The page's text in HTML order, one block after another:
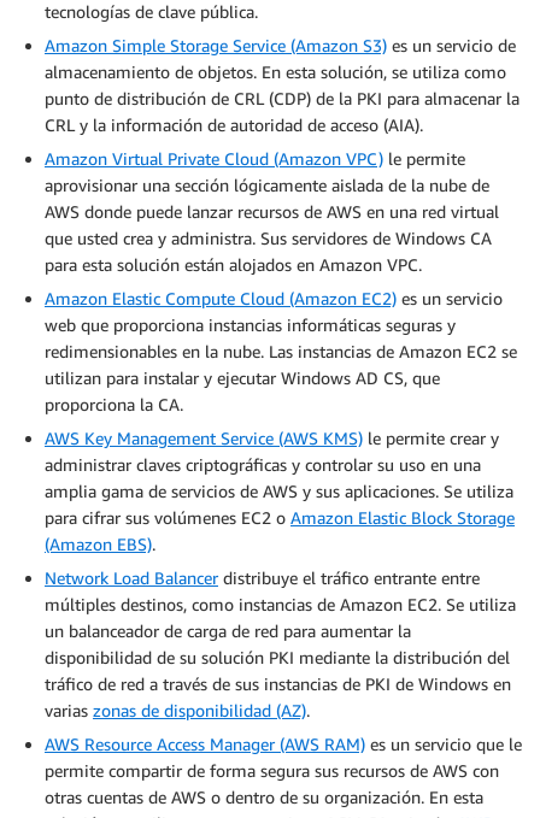
tecnologías de clave pública.
Amazon Simple Storage Service (Amazon S3) es un servicio de
almacenamiento de objetos. En esta solución, se utiliza como
punto de distribución de CRL (CDP) de la PKI para almacenar la
CRL y la información de autoridad de acceso (AIA).
Amazon Virtual Private Cloud (Amazon VPC) le permite
aprovisionar una sección lógicamente aislada de la nube de
AWS donde puede lanzar recursos de AWS en una red virtual
que usted crea y administra. Sus servidores de Windows CA
para esta solución están alojados en Amazon VPC.
Amazon Elastic Compute Cloud (Amazon EC2) es un servicio
web que proporciona instancias informáticas seguras y
redimensionables en la nube. Las instancias de Amazon EC2 se
utilizan para instalar y ejecutar Windows AD CS, que
proporciona la CA.
AWS Key Management Service (AWS KMS) le permite crear y
administrar claves criptográficas y controlar su uso en una
amplia gama de servicios de AWS y sus aplicaciones. Se utiliza
para cifrar sus volúmenes EC2 o Amazon Elastic Block Storage
(Amazon EBS).
Network Load Balancerdistribuye el tráfico entrante entre
múltiples destinos, como instancias de Amazon EC2. Se utiliza
un balanceador de carga de red para aumentar la
disponibilidad de su solución PKI mediante la distribución del
tráfico de red a través de sus instancias de PKI de Windows en
varias zonas de disponibilidad (AZ).
AWS Resource Access Manager (AWS RAM) es un servicio que le
permite compartir de forma segura sus recursos de AWS con
otras cuentas de AWS o dentro de su organización. En esta